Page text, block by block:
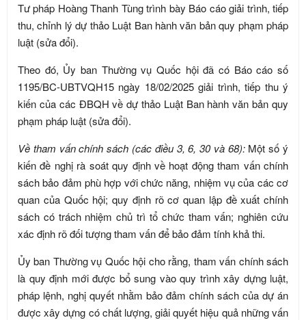
Tư pháp Hoàng Thanh Tùng trình bày Báo cáo giải trình, tiếp
thu, chỉnh lý dự thảo Luật Ban hành văn bản quy phạm pháp
luật (sửa đổi).
Theo đó, Ủy ban Thường vụ Quốc hội đã có Báo cáo số
1195/BC-UBTVQH15 ngày 18/02/2025 giải trình, tiếp thu ý
kiến của các ĐBQH về dự thảo Luật Ban hành văn bản quy
phạm pháp luật (sửa đổi).
Về tham vấn chính sách (các điều 3, 6, 30 và 68): Một số ý
kiến đề nghị rà soát quy định về hoạt động tham vấn chính
sách bảo đảm phù hợp với chức năng, nhiệm vụ của các cơ
quan của Quốc hội; quy định rõ cơ quan lập đề xuất chính
sách có trách nhiệm chủ trì tổ chức tham vấn; nghiên cứu
xác định rõ đối tượng tham vấn để bảo đảm tính khả thi.
Ủy ban Thường vụ Quốc hội cho rằng, tham vấn chính sách
là quy định mới được bổ sung vào quy trình xây dựng luật,
pháp lệnh, nghị quyết nhằm bảo đảm chính sách của dự án
được xây dựng có chất lượng, giải quyết hiệu quả những vấn